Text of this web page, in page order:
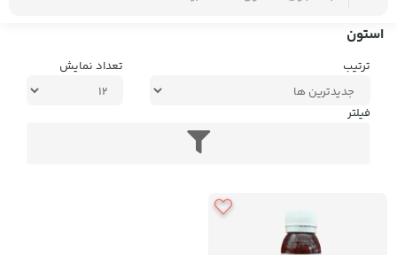
استون
ترتیب تعداد نمایش
فیلتر